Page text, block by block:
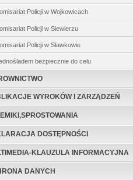
Policji w Wojkowicach
Policji w Siewierzu
Policji w Sławkowie
bezpiecznie do celu
WYRO­KÓW I ZARZĄDZEŃ
DOSTĘPNOŚCI
KLAUZULA INFORMACYJNA
DANYCH